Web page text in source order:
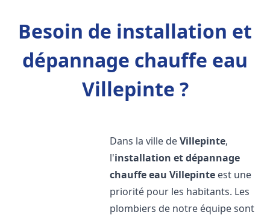
Besoin de installation et
dépannage chauffe eau
Villepinte ?
Dans la ville deVillepinte,
l'installation et dépannage
chauffe eau Villepinte est une
priorité pour les habitants. Les
plombiers de notre équipe sont